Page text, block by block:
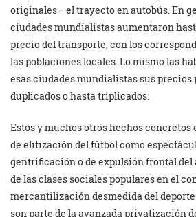
originales– el trayecto en autobús. En
ciudades mundialistas aumentaron
precio del transporte, con los
las poblaciones locales. Lo mismo las
esas ciudades mundialistas sus precios
duplicados o hasta triplicados.
Estos y muchos otros hechos
de elitización del fútbol como
gentrificación o de expulsión frontal del
de las clases sociales populares en el
mercantilización desmedida del
son parte de la avanzada privatización